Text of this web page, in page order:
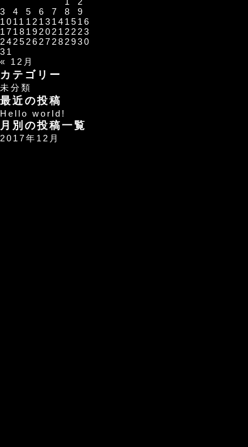
3
4 5 6 7 8
9
10 11 12 13 14 15 16
17 18 19 20 21 22 23
24 25 26 27 28 2930
31
« 12月
カテゴリー
未分類
最近の投稿
Hello world!
月別の投稿一覧
2017年12月